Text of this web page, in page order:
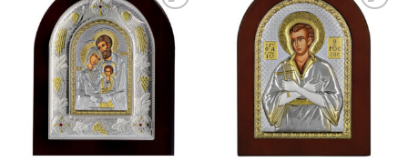
Πρόσθήκη
στην λίστα
επιθυμιών
Πρόσθήκη
στην λίστα
επιθυμιών